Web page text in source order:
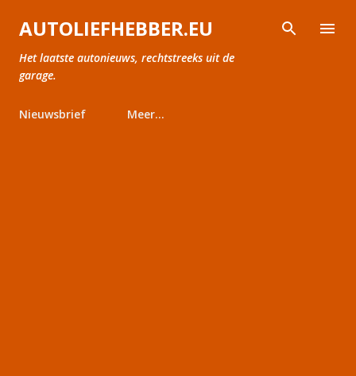
Doorgaan naar hoofdcontent
AUTOLIEFHEBBER.EU
Het laatste autonieuws, rechtstreeks uit de
garage.
Nieuwsbrief Meer…